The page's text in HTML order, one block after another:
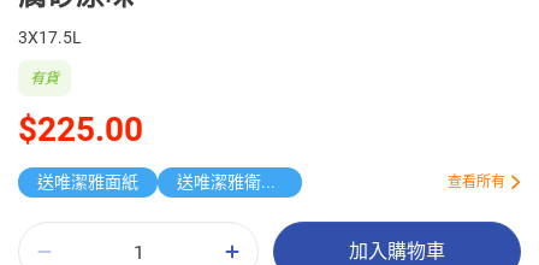
3X17.5L
$225.00
有貨
送唯潔雅面紙 送唯潔雅衛生紙原箱 查看所有
加入購物車